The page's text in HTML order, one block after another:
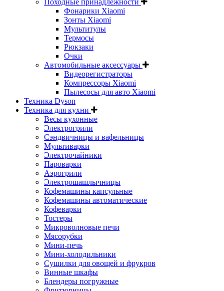
Фонарики Xiaomi
Зонты Xiaomi
Мультитулы
Термосы
Рюкзаки
Очки
Автомобильные аксессуары
Видеорегистраторы
Компрессоры Xiaomi
Пылесосы для авто Xiaomi
Техника Dyson
Техника для кухни
Весы кухонные
Электрогрили
Сэндвичницы и вафельницы
Мультиварки
Электрочайники
Пароварки
Аэрогрили
Электрошашлычницы
Кофемашины капсульные
Кофемашины автоматические
Кофеварки
Тостеры
Микроволновые печи
Мясорубки
Мини-печь
Мини-холодильники
Сушилки для овощей и фрукров
Винные шкафы
Блендеры погружные